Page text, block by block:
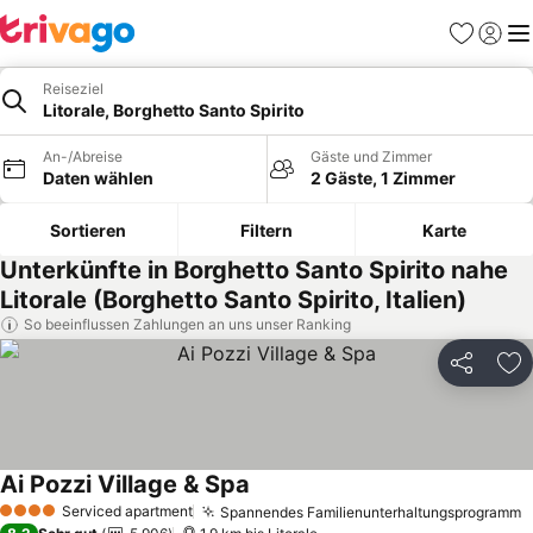
Favoriten
Reiseziel
Litorale, Borghetto Santo Spirito
An-/Abreise
Daten wählen
Gäste und Zimmer
2 Gäste, 1 Zimmer
Sortieren Filtern Karte
Unterkünfte in Borghetto Santo Spirito nahe
Litorale (Borghetto Santo Spirito, Italien)
So beeinflussen Zahlungen an uns unser Ranking
Teilen
4 Sterne Serviced apartment Spannendes Familienunterhaltungsprogramm
Ai Pozzi Village & Spa